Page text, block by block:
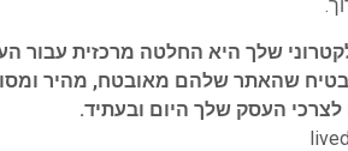
שלך היא החלטה מרכזית עבור
שהאתר שלהם מאובטח, מהיר
העסק שלך היום ובעתיד.